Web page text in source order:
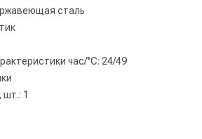
сталь
час/°C: 24/49
шт.: 1